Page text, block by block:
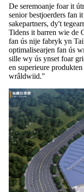
De seremoanje foar it
senior bestjoerders fan
sakepartners, dy't
Tidens it barren wie de
fan ús nije fabryk yn
optimalisearjen fan ús
sille wy ús ynset foar
en superieure
wrâldwiid."